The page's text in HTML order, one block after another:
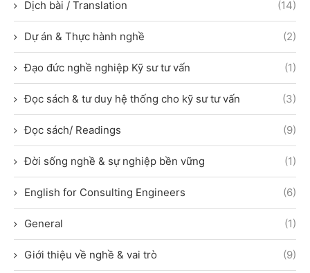
Dịch bài / Translation (14)
Dự án & Thực hành nghề (2)
Đạo đức nghề nghiệp Kỹ sư tư vấn (1)
Đọc sách & tư duy hệ thống cho kỹ sư tư vấn (3)
Đọc sách/ Readings (9)
Đời sống nghề & sự nghiệp bền vững (1)
English for Consulting Engineers (6)
General (1)
Giới thiệu về nghề & vai trò (9)